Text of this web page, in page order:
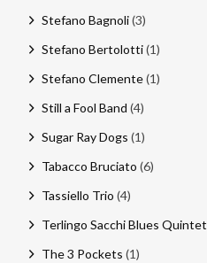
Stefano Bagnoli(3)
Stefano Bertolotti(1)
Stefano Clemente(1)
Still a Fool Band (4)
Sugar Ray Dogs (1)
Tabacco Bruciato (6)
Tassiello Trio (4)
Terlingo Sacchi Blues Quintet
The 3 Pockets (1)